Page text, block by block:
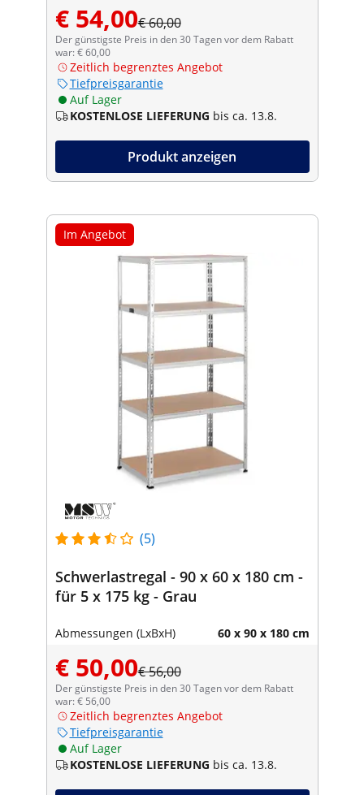
€ 54,00€ 60,00
Der günstigste Preis in den 30 Tagen vor dem Rabatt
war: € 60,00
Zeitlich begrenztes Angebot
Tiefpreisgarantie
Auf Lager
KOSTENLOSE LIEFERUNG bis ca. 13.8.
Produkt anzeigen
Im Angebot
(5)
Schwerlastregal - 90 x 60 x 180 cm -
für 5 x 175 kg - Grau
Abmessungen (LxBxH) 60 x 90 x 180 cm
€ 50,00€ 56,00
Der günstigste Preis in den 30 Tagen vor dem Rabatt
war: € 56,00
Zeitlich begrenztes Angebot
Tiefpreisgarantie
Auf Lager
KOSTENLOSE LIEFERUNG bis ca. 13.8.